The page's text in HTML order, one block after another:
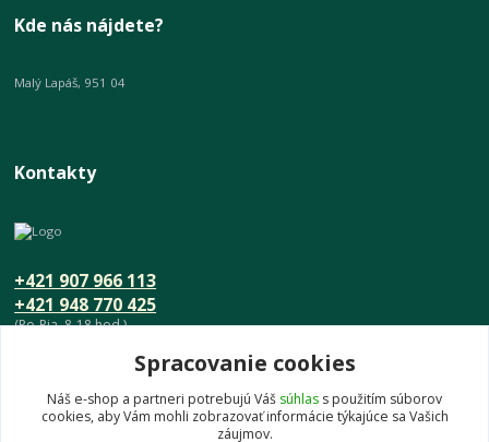
Kde nás nájdete?
Malý Lapáš, 951 04
Kontakty
+421 948 770 425
+421 907 966 113
(Po-Pia, 8-18 hod.)
info@umeniedomova.skSpracovanie cookies
Náš e-shop a partneri potrebujú Váš súhlas s použitím súborov
cookies, aby Vám mohli zobrazovať informácie týkajúce sa Vašich
záujmov.